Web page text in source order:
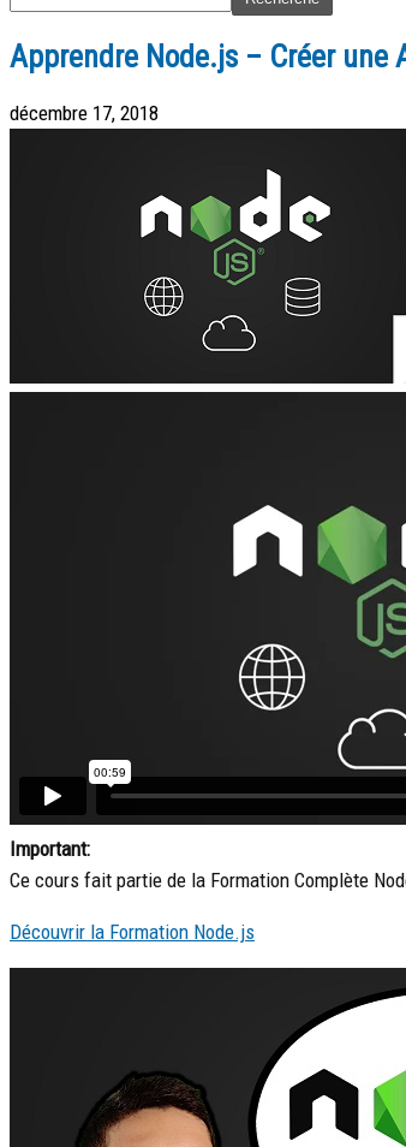
Apprendre Node.js – Créer une
décembre 17, 2018
Important:
Ce cours fait partie de la Formation Complète
Découvrir la Formation Node.js